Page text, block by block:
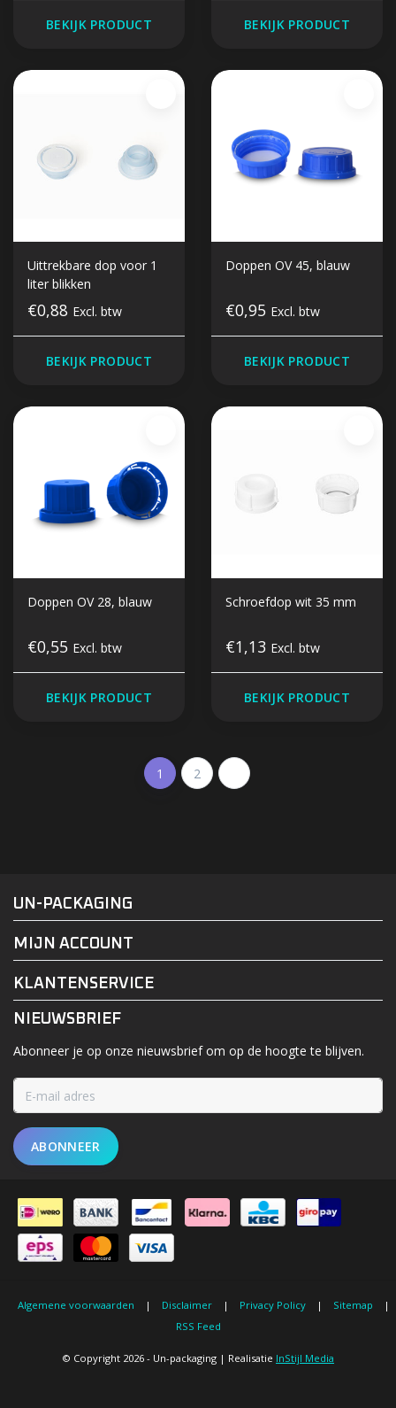
BEKIJK PRODUCT BEKIJK PRODUCT
Uittrekbare dop voor 1
liter blikken
€0,88 Excl. btw
BEKIJK PRODUCT
Doppen OV 45, blauw
€0,95 Excl. btw
BEKIJK PRODUCT
Doppen OV 28, blauw
€0,55 Excl. btw
BEKIJK PRODUCT
Schroefdop wit 35 mm
€1,13 Excl. btw
BEKIJK PRODUCT
1 2
FACEBOOK
UN-PACKAGING
MIJN ACCOUNT
KLANTENSERVICE
NIEUWSBRIEF
Abonneer je op onze nieuwsbrief om op de hoogte te blijven.
ABONNEER
Algemene voorwaarden | Disclaimer | Privacy Policy | Sitemap
|
RSS Feed
© Copyright 2026 - Un-packaging | Realisatie InStijl Media